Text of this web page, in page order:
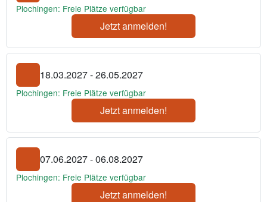
Plochingen: Freie Plätze verfügbar
Jetzt anmelden!
18.03.2027 - 26.05.2027
Plochingen: Freie Plätze verfügbar
Jetzt anmelden!
07.06.2027 - 06.08.2027
Plochingen: Freie Plätze verfügbar
Jetzt anmelden!